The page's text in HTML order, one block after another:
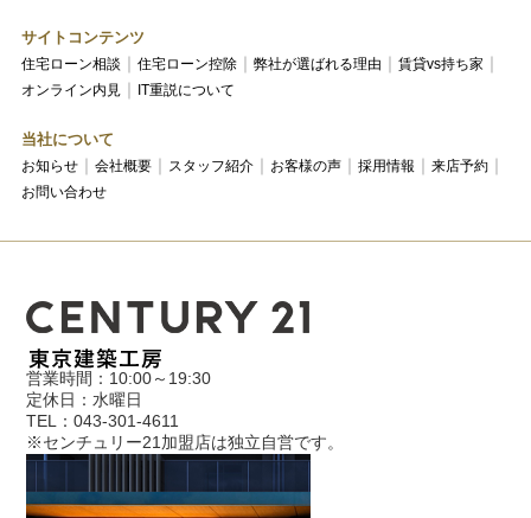
サイトコンテンツ
住宅ローン相談 住宅ローン控除 弊社が選ばれる理由
賃貸vs持ち家
オンライン内見
IT重説について
当社について
お知らせ 会社概要 スタッフ紹介 お客様の声 採用情報
来店予約
お問い合わせ
営業時間：10:00～19:30
定休日：水曜日
TEL：043-301-4611
※センチュリー21加盟店は独立自営です。